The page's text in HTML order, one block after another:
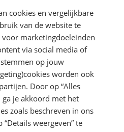
cookies en vergelijkbare
van de website te
marketingdoeleinden
via social media of
op jouw
worden ook
Door op “Alles
ga je akkoord met het
zoals beschreven in ons
“Details weergeven” te